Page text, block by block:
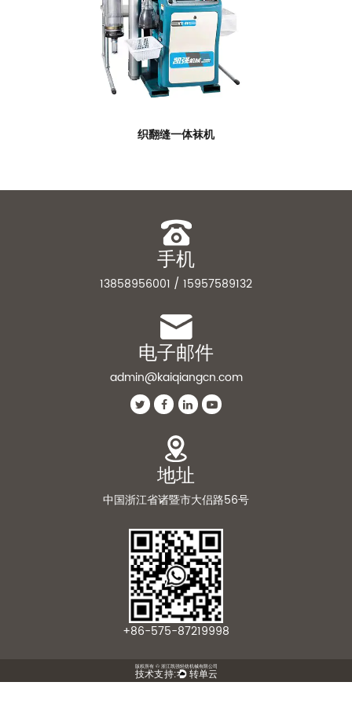
织翻缝一体袜机
手机
13858956001 / 15957589132
电子邮件
admin@kaiqiangcn.com
地址
中国浙江省诸暨市大侣路56号
+86-575-87219998
版权所有 © 浙江凯强轻纺机械有限公司